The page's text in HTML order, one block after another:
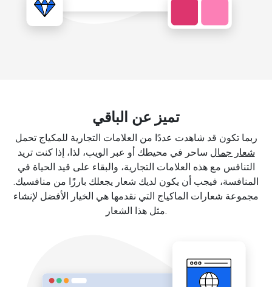
تميز عن الباقي
ربما تكون قد شاهدت عددًا من العلامات التجارية للمكياج تحمل
شعار جمال ساحر في محيطك أو عبر الويب، لذا، إذا كنت تريد
التنافس مع هذه العلامات التجارية، والبقاء على قيد الحياة في
المنافسة، فيجب أن يكون لديك شعار يجعلك بارزًا من منافسيك.
مجموعة شعارات الماكياج التي نقدمها هي الخيار الأفضل لإنشاء
مثل هذا الشعار.